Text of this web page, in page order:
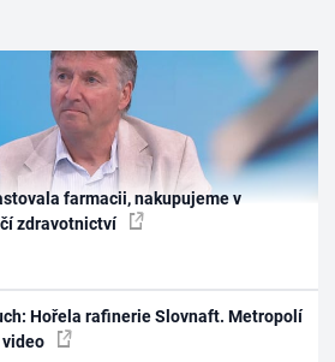
farmacii, nakupujeme v
zdravotnictví
Hořela rafinerie Slovnaft. Metropolí
video